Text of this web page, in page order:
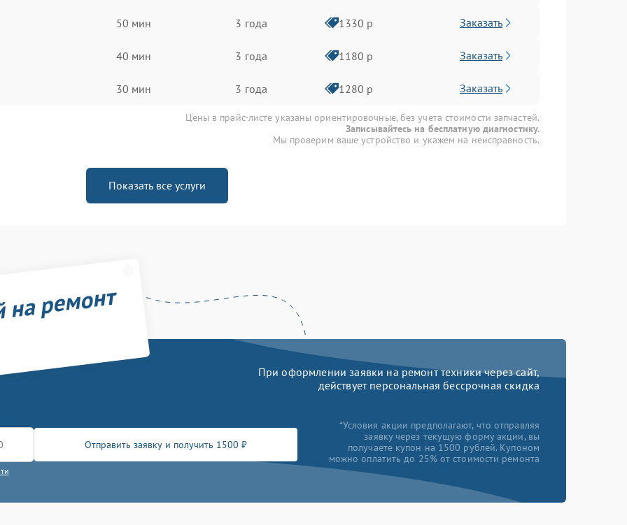
50 мин 3 года 1330 р Заказать
40 мин 3 года 1180 р Заказать
30 мин 3 года 1280 р Заказать
Цены в прайс-листе указаны ориентировочные, без учета стоимости запчастей.
Записывайтесь на бесплатную диагностику.
Мы проверим ваше устройство и укажем на неисправность.
Показать все услуги
ремонт
При оформлении заявки на ремонт техники через сайт,
действует персональная бессрочная скидка
Отправить заявку и получить 1500 ₽
*Условия акции предполагают, что отправляя
заявку через текущую форму акции, вы
получаете купон на 1500 рублей. Купоном
можно оплатить до 25% от стоимости ремонта